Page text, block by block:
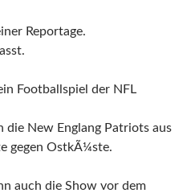
Reportage.
Footballspiel der NFL
die New Englang Patriots aus
gegen OstkÃ¼ste.
auch die Show vor dem